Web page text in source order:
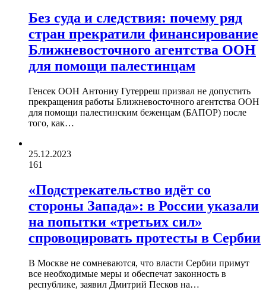
Без суда и следствия: почему ряд
стран прекратили финансирование
Ближневосточного агентства ООН
для помощи палестинцам
Генсек ООН Антониу Гутерреш призвал не допустить
прекращения работы Ближневосточного агентства ООН
для помощи палестинским беженцам (БАПОР) после
того, как…
25.12.2023
161
«Подстрекательство идёт со
стороны Запада»: в России указали
на попытки «третьих сил»
спровоцировать протесты в Сербии
В Москве не сомневаются, что власти Сербии примут
все необходимые меры и обеспечат законность в
республике, заявил Дмитрий Песков на…